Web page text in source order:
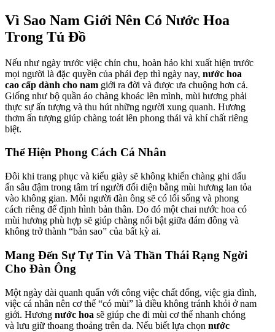
Vì Sao Nam Giới Nên Có Nước Hoa
Trong Tủ Đồ
Nếu như ngày trước việc chỉn chu, hoàn hảo khi xuất hiện trước
mọi người là đặc quyền của phái đẹp thì ngày nay, nước hoa
cao cấp dành cho nam giới ra đời và được ưa chuộng hơn cả.
Giống như bộ quần áo chàng khoác lên mình, mùi hương phải
thực sự ấn tượng và thu hút những người xung quanh. Hương
thơm ấn tượng giúp chàng toát lên phong thái và khí chất riêng
biệt.
Thể Hiện Phong Cách Cá Nhân
Đôi khi trang phục và kiểu giày sẽ không khiến chàng ghi dấu
ấn sâu đậm trong tâm trí người đối diện bằng mùi hương lan tỏa
vào không gian. Mỗi người đàn ông sẽ có lối sống và phong
cách riêng để định hình bản thân. Do đó một chai nước hoa có
mùi hương phù hợp sẽ giúp chàng nổi bật giữa đám đông và
không trở thành “bản sao” của bất kỳ ai.
Mang Đến Sự Tự Tin Và Thần Thái Rạng Ngời
Cho Đàn Ông
Một ngày dài quanh quẩn với công việc chất đống, việc gia đình,
việc cá nhân nên cơ thể “có mùi” là điều không tránh khỏi ở nam
giới. Hương nước hoa sẽ giúp che đi mùi cơ thể nhanh chóng
và lưu giữ thoang thoảng trên da. Nếu biết lựa chọn nước